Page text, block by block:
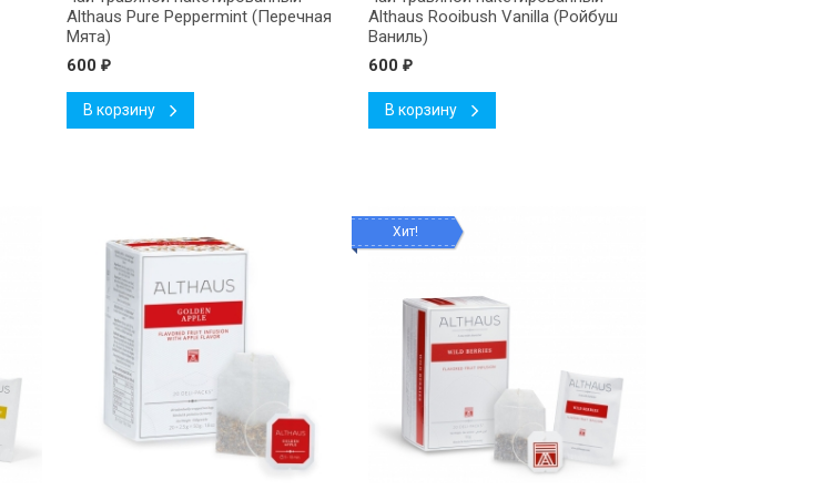
Althaus Pure Peppermint (Перечная
Мята)
600 ₽
В корзину
Althaus Rooibush Vanilla (Ройбуш
Ваниль)
600 ₽
В корзину
Хит!